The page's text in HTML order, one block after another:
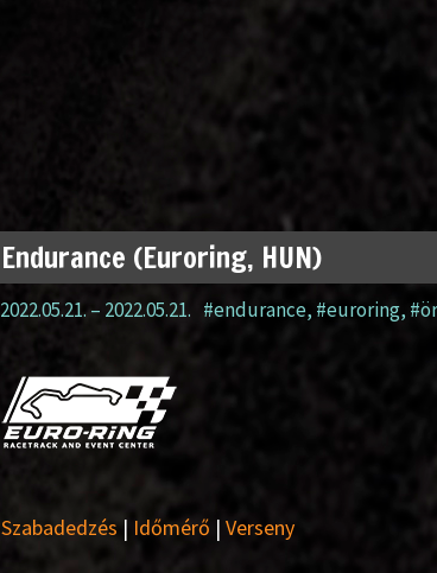
Endurance (Euroring, HUN)
2022.05.21.– 2022.05.21. #endurance, #euroring,
Szabadedzés | Időmérő | Verseny